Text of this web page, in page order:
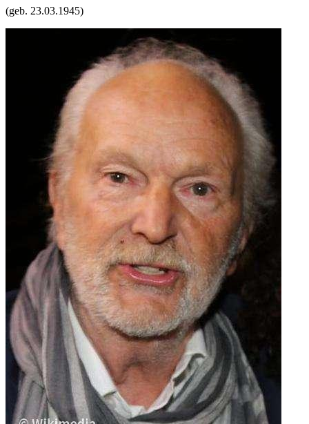
(geb. 23.03.1945)